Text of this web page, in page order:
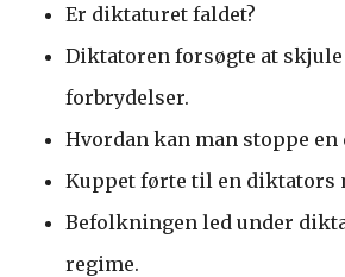
Er diktaturet faldet?
Diktatoren forsøgte at
forbrydelser.
Hvordan kan man stoppe en
Kuppet førte til en diktators
Befolkningen led under
regime.